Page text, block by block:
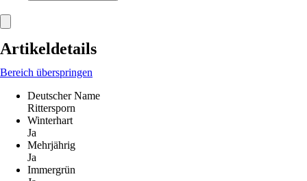
Artikeldetails
Bereich überspringen
Deutscher Name
Rittersporn
Winterhart
Ja
Mehrjährig
Ja
Immergrün